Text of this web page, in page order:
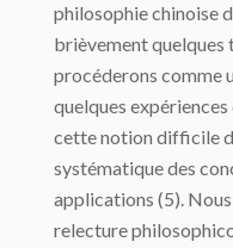
philosophie chinoise
brièvement quelques
procéderons comme
quelques
cette notion difficile
systématique des
applications (5).
relecture